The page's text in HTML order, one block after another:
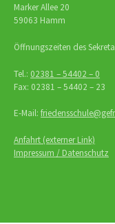
Marker Allee 20
59063 Hamm
Öffnungszeiten des
Tel.: 02381 – 54402 – 0
Fax: 02381 – 54402 – 23
E-Mail:
Anfahrt (externer Link)
Impressum / Datenschutz